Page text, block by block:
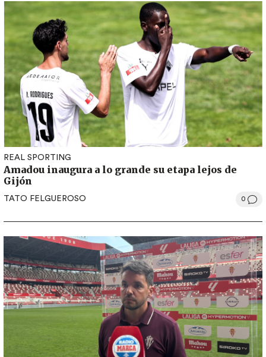
REAL SPORTING
Amadou inaugura a lo grande su etapa lejos de
Gijón
TATO FELGUEROSO 0